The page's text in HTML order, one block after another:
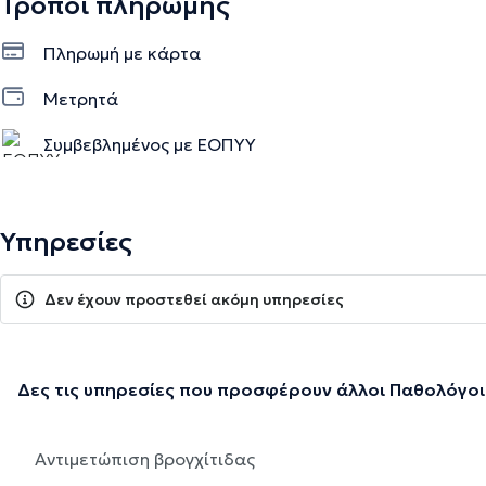
Πληρωμή με κάρτα
Μετρητά
Συμβεβλημένος με ΕΟΠΥΥ
Υπηρεσίες
Δεν έχουν προστεθεί ακόμη υπηρεσίες
Δες τις υπηρεσίες που προσφέρουν άλλοι Παθολόγοι
Αντιμετώπιση βρογχίτιδας